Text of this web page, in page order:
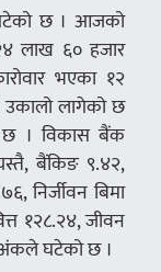
छ । आजको
लाख ६० हजार
भएका १२
लागेको छ
। विकास बैंक
बैंकिङ ९.४२,
निर्जीवन बिमा
१२८.२४, जीवन
अंकले घटेको छ ।